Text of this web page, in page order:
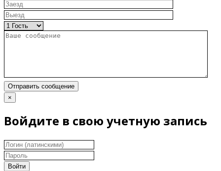
Отправить сообщение
×
Войдите в свою учетную запись
Войти